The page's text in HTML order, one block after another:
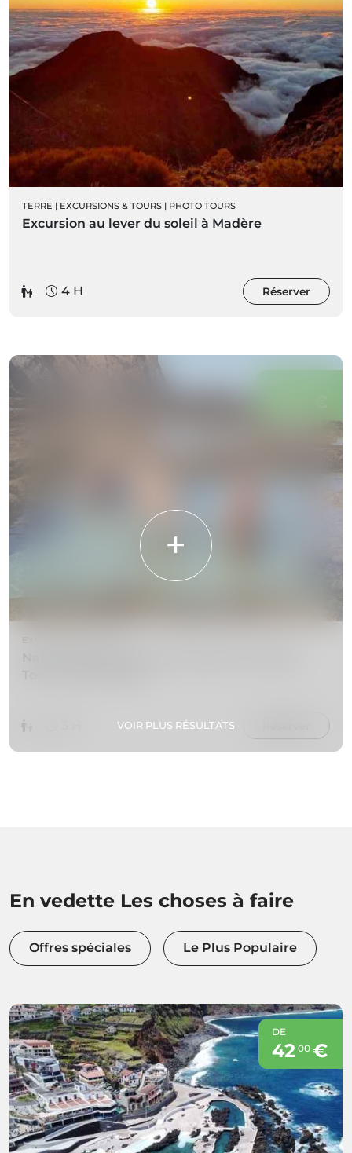
TERRE | EXCURSIONS & TOURS | PHOTO TOURS
Excursion au lever du soleil à Madère
4 H Réserver
VOIR PLUS RÉSULTATS
En vedette Les choses à faire
Offres spéciales Le Plus Populaire
DE
42 00€